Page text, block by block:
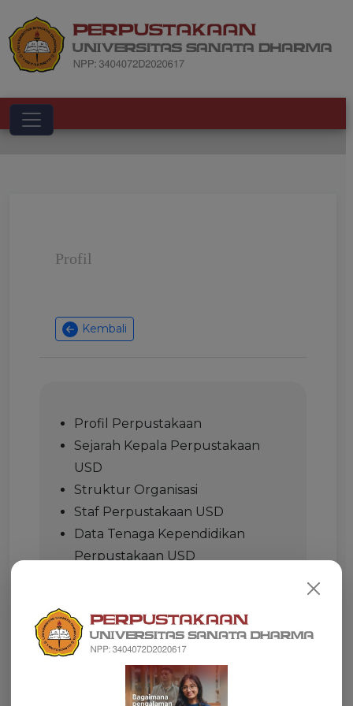
Toggle navigation
Profil
Kembali
Profil Perpustakaan
Sejarah Kepala Perpustakaan
USD
Struktur Organisasi
Staf Perpustakaan USD
Data Tenaga Kependidikan
Perpustakaan USD
Renstra Perpustakaan USD
Kode Etik Profesi Pustakawan
Jejaring Kerjasama Perpustakaan